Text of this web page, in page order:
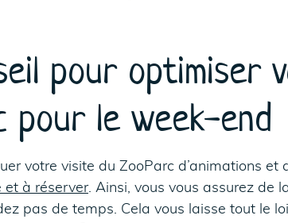
pour optimiser
pour le week-end
votre visite du ZooParc d’animations et
et à réserver. Ainsi, vous vous assurez de
pas de temps. Cela vous laisse tout le